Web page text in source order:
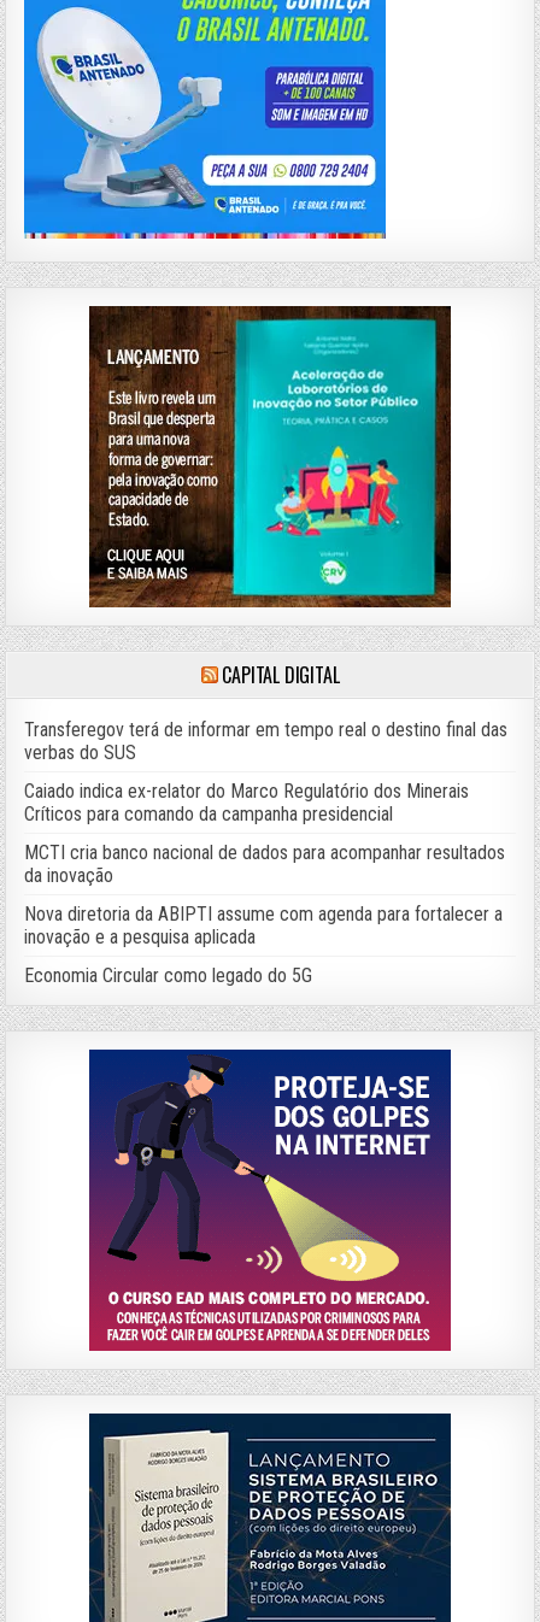
CAPITAL DIGITAL
Transferegov terá de informar em tempo real o destino final das
verbas do SUS
Caiado indica ex-relator do Marco Regulatório dos Minerais
Críticos para comando da campanha presidencial
MCTI cria banco nacional de dados para acompanhar resultados
da inovação
Nova diretoria da ABIPTI assume com agenda para fortalecer a
inovação e a pesquisa aplicada
Economia Circular como legado do 5G